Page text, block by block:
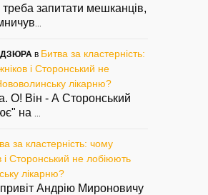
запитати мешканців,
в Битва за кластерність:
і Сторонський не
лікарню?
О! Він - А Сторонський
на
за кластерність: чому
і Сторонський не лобіюють
лікарню?
Андрію Мироновичу